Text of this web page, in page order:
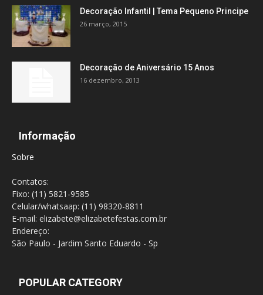
Decoração Infantil | Tema Pequeno Principe
26 março, 2015
Decoração de Aniversário 15 Anos
16 dezembro, 2013
Informação
Sobre
Contatos:
Fixo: (11) 5821-9585
Celular/whatsaap: (11) 98320-8811
E-mail: elizabete@elizabetefestas.com.br
Endereço:
São Paulo - Jardim Santo Eduardo - Sp
POPULAR CATEGORY